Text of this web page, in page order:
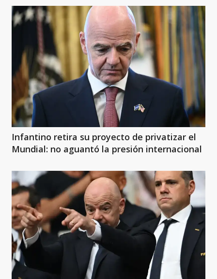
Infantino retira su proyecto de privatizar el
Mundial: no aguantó la presión internacional